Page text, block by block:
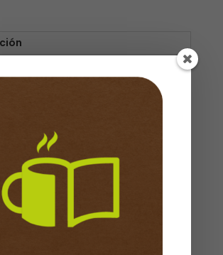
Unilit
de producto: 04940639
x 10 mm
Rústica